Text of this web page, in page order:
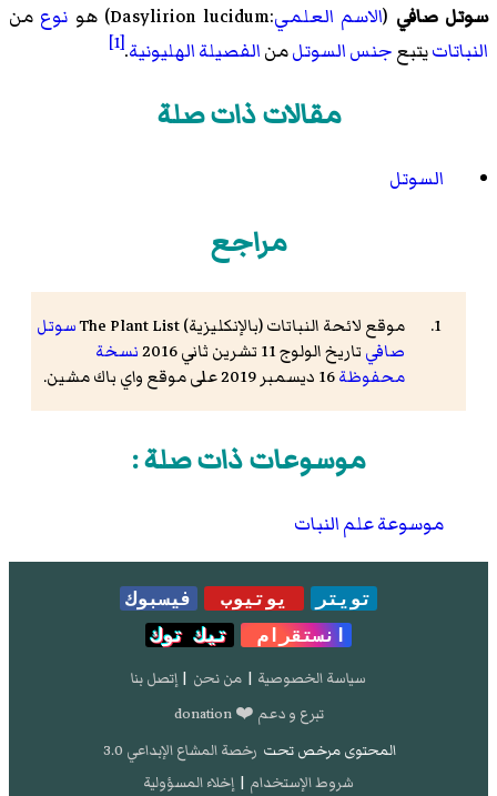
سوتل صافي (الاسم العلمي:Dasylirion lucidum) هو نوع من
النباتاتيتبعجنسالسوتلمنالفصيلةالهليونية.
[1]
مقالات ذات صلة
السوتل
مراجع
موقع لائحة النباتات (بالإنكليزية) The Plant List
سوتل
صافي تاريخ الولوج 11 تشرين ثاني 2016
نسخة
محفوظة
موسوعات ذات صلة :
موسوعة علم النبات
تويتر يوتيوب
فيسبوك
انستقرام
تيك توك
سياسة الخصوصية | من نحن | إتصل بنا
تبرع و دعم ❤️ donation
المحتوى مرخص تحت رخصة المشاع الإبداعي 3.0
شروط الإستخدام | إخلاء المسؤولية